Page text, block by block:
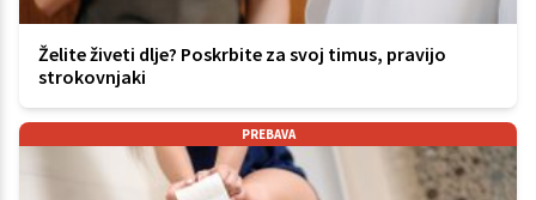
Želite živeti dlje? Poskrbite za svoj timus, pravijo
strokovnjaki
PREBAVA